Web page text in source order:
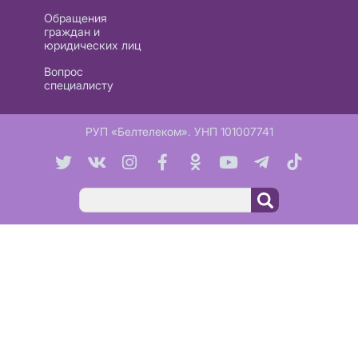
Обращения
граждан и
юридических лиц
Вопрос
специалисту
РУП «Белтелеком». УНП 101007741
Поиск